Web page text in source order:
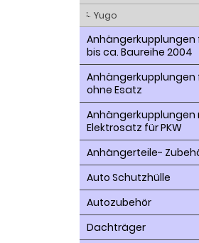
Yugo
Anhängerkupplungen
bis ca. Baureihe 2004
Anhängerkupplungen
ohne Esatz
Anhängerkupplungen
Elektrosatz für PKW
Anhängerteile-
Auto Schutzhülle
Autozubehör
Dachträger